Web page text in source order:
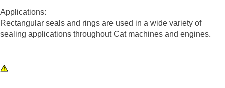
Applications:
Rectangular seals and rings are used in a wide variety of
sealing applications throughout Cat machines and engines.